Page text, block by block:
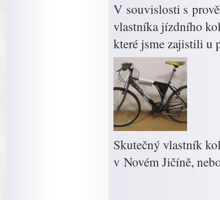
V souvislosti s
vlastníka jízdního
které jsme zajistili u
Skutečný vlastník
v Novém Jičíně,